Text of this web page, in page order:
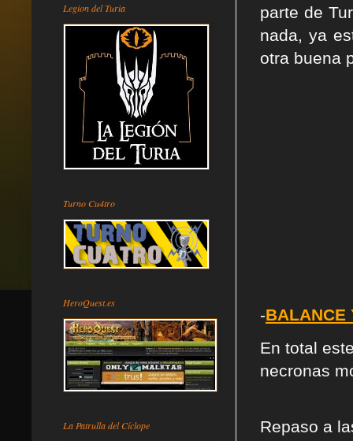
parte de
nada, ya
otra buena
-BALANCE
En total
necronas
Repaso a
Legion del Turia
Turno Cu4tro
HeroQuest.es
La Patrulla del Cíclope